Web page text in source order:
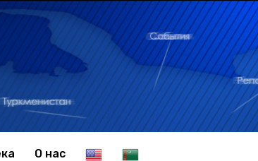
О нас E T